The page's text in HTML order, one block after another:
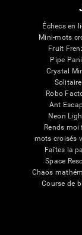
Échecs en
Mini-mots
Fruit
Pipe
Crystal
Solitaire
Robo
Ant
Neon
Rends moi
mots croisés
Faîtes la
Space
Chaos
Course de